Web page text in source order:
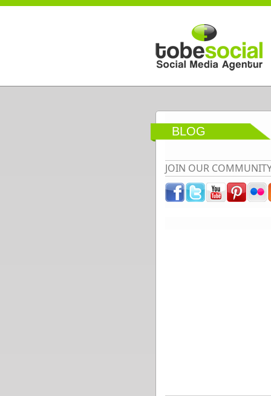
Direkt zum Inhalt
BLOG
JOIN OUR